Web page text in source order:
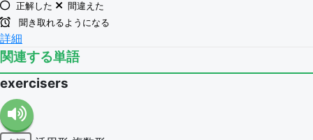
正解した
間違えた
聞き取れるようになる
詳細
関連する単語
exercisers